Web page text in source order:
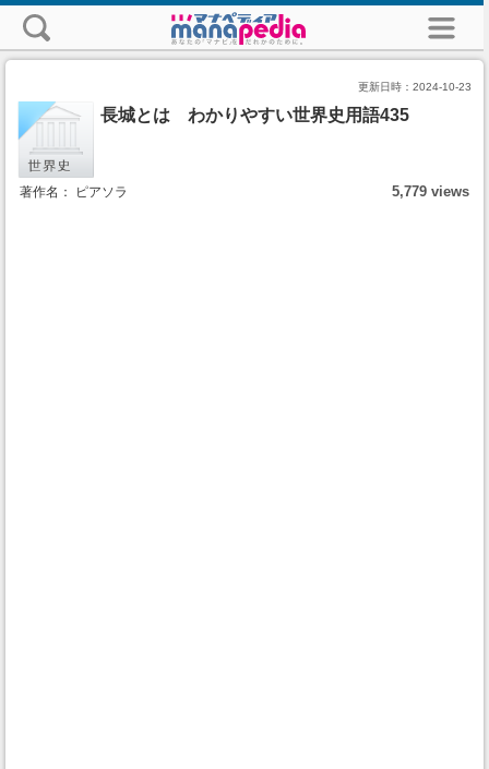
更新日時： 2024-10-23
長城とは わかりやすい世界史用語435
著作名： ピアソラ 5,779 views